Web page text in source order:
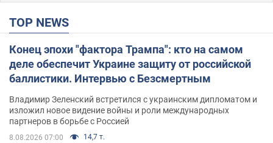
TOP NEWS
Конец эпохи "фактора Трампа": кто на самом
деле обеспечит Украине защиту от российской
баллистики. Интервью с Безсмертным
Владимир Зеленский встретился с украинским дипломатом и
изложил новое видение войны и роли международных
партнеров в борьбе с Россией
8.08.2026 07:00 14,7 т.